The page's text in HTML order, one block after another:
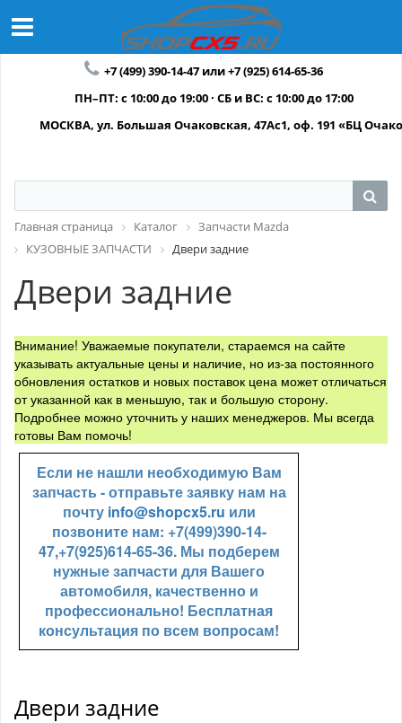
+7 (499) 390-14-47 или +7 (925) 614-65-36
ПН–ПТ: с 10:00 до 19:00 · СБ и ВС: с 10:00 до 17:00
МОСКВА, ул. Большая Очаковская, 47Ас1, оф. 191 «БЦ
Главная страница Каталог
Запчасти Mazda
КУЗОВНЫЕ ЗАПЧАСТИ
Двери задние
Двери задние
Внимание! Уважаемые покупатели, стараемся на сайте
указывать актуальные цены и наличие, но из-за постоянного
обновления остатков и новых поставок цена может отличаться
от указанной как в меньшую, так и большую сторону.
Подробнее можно уточнить у наших менеджеров. Мы всегда
готовы Вам помочь!
Если не нашли необходимую Вам
запчасть - отправьте заявку нам на
почту info@shopcx5.ru или
позвоните нам: +7(499)390-14-
47,+7(925)614-65-36. Мы подберем
нужные запчасти для Вашего
автомобиля, качественно и
профессионально! Бесплатная
консультация по всем вопросам!
Двери задние